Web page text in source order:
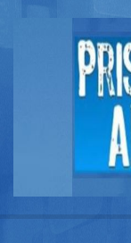
Documentos